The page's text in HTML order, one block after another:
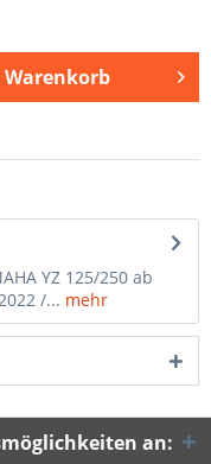
Warenkorb
YZ 125/250 ab
/... mehr
an: